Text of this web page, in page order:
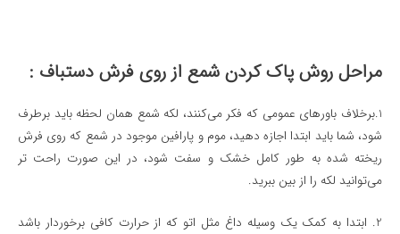
مراحلروش پاک كردن شمع از روی فرشدستباف :
1.برخلاف باورهای عمومی که فکر می‌کنند، لکه شمع همان لحظه باید برطرف
شود، شما باید ابتدا اجازه دهید، موم و پارافین موجود در شمع که روی فرش
ریخته شده به طور کامل خشک و سفت شود، در این صورت راحت تر
می‌توانید لکه را از بین ببرید.
2. ابتدا به کمک یک وسیله داغ مثل اتو که از حرارت کافی برخوردار باشد